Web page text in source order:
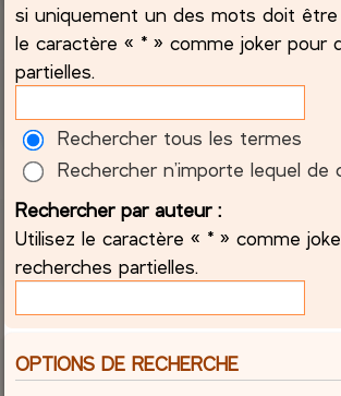
si uniquement un des mots doit être
le caractère « * » comme joker pour
partielles.
Rechercher tous les termes
Rechercher n’importe lequel de
Rechercher par auteur :
Utilisez le caractère « * » comme
recherches partielles.
OPTIONS DE RECHERCHE